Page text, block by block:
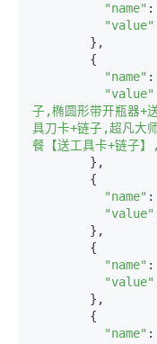
"name" :
"value"
"name" :
"value"
子,椭圆形带开瓶器+
具刀卡+链子,超凡大
餐【送工具卡+链子
"name" :
"value"
"name" :
"value"
"name" :